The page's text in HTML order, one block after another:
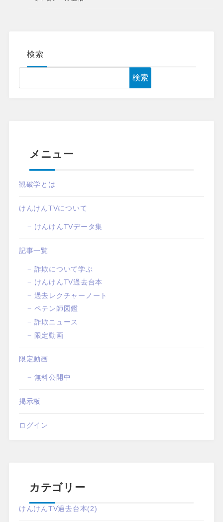
検索
検索
メニュー
観破学とは
けんけんTVについて
けんけんTVデータ集
記事一覧
詐欺について学ぶ
けんけんTV過去台本
過去レクチャーノート
ペテン師図鑑
詐欺ニュース
限定動画
限定動画
無料公開中
掲示板
ログイン
カテゴリー
けんけんTV過去台本(2)